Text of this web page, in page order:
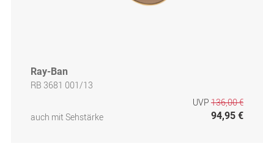
Ray-Ban
RB 3681 001/13
auch mit Sehstärke
UVP 136,00 €
94,95 €